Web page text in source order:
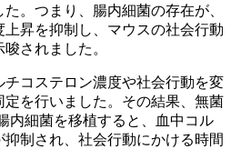
。つまり、腸内細菌の存在が、
昇を抑制し、マウスの社会行動
されました。
コステロン濃度や社会行動を変
を行いました。その結果、無菌
内細菌を移植すると、血中コル
制され、社会行動にかける時間